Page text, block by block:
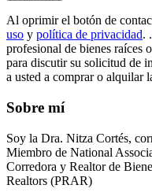
Al oprimir el botón de
uso y política de privacidad.
profesional de bienes raíces
para discutir su solicitud de
a usted a comprar o alquilar
Sobre mí
Soy la Dra. Nitza Cortés,
Miembro de National
Corredora y Realtor de
Realtors (PRAR)